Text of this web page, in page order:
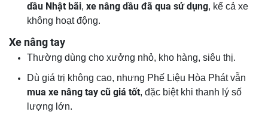
dầu Nhật bãi, xe nâng dầu đã qua sử dụng, kể cả xe
không hoạt động.
Xe nâng tay
Thường dùng cho xưởng nhỏ, kho hàng, siêu thị.
Dù giá trị không cao, nhưng Phế Liệu Hòa Phát vẫn
mua xe nâng tay cũ giá tốt, đặc biệt khi thanh lý số
lượng lớn.